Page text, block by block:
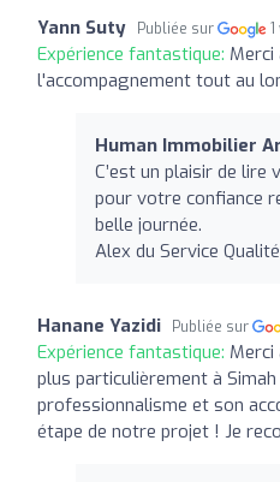
Yann Suty Publiée sur
Expérience fantastique: Merci
l'accompagnement tout au
Human Immobilier
C’est un plaisir de
pour votre confiance
belle journée.
Alex du Service Qualité
Hanane Yazidi Publiée sur
Expérience fantastique: Merci
plus particulièrement à
professionnalisme et son
étape de notre projet ! Je